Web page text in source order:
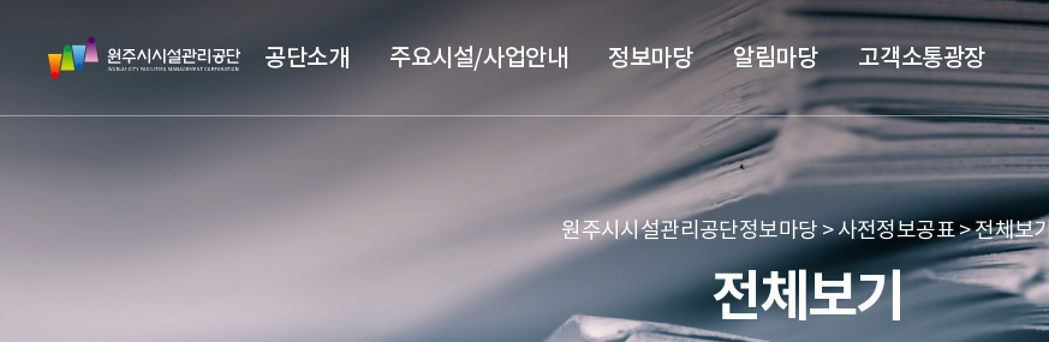
본문 바로가기
메뉴 바로가기
원
주
시
관
단
공단소개 주요시설/사업안내 정보마당 알림마당 고객소통광장
원주시시설관리공단정보마당 > 사전정보공표 > 전체보기
전체보기